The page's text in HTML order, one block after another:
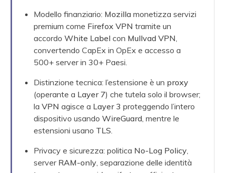
Modello finanziario: Mozilla monetizza servizi
premium come Firefox VPN tramite un
accordoWhite Label con Mullvad VPN,
convertendo CapEx in OpEx e accesso a
500+ server in 30+ Paesi.
Distinzione tecnica: l’estensione è un proxy
(operante a Layer 7) che tutela solo il browser;
laVPN agisce a Layer 3 proteggendo l’intero
dispositivo usandoWireGuard, mentre le
estensioni usano TLS.
Privacy e sicurezza: politica No-Log Policy,
server RAM-only, separazione delle identità